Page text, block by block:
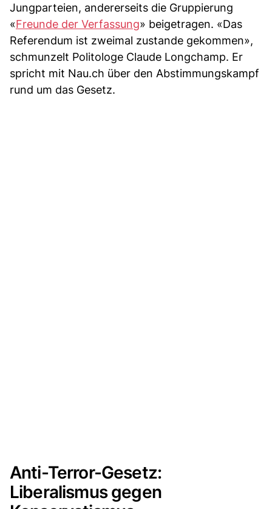
Jungparteien, andererseits die Gruppierung
«Freunde der Verfassung» beigetragen. «Das
Referendum ist zweimal zustande gekommen»,
schmunzelt Politologe Claude Longchamp. Er
spricht mit Nau.ch über den Abstimmungskampf
rund um das Gesetz.
Anti-Terror-Gesetz:
Liberalismus gegen